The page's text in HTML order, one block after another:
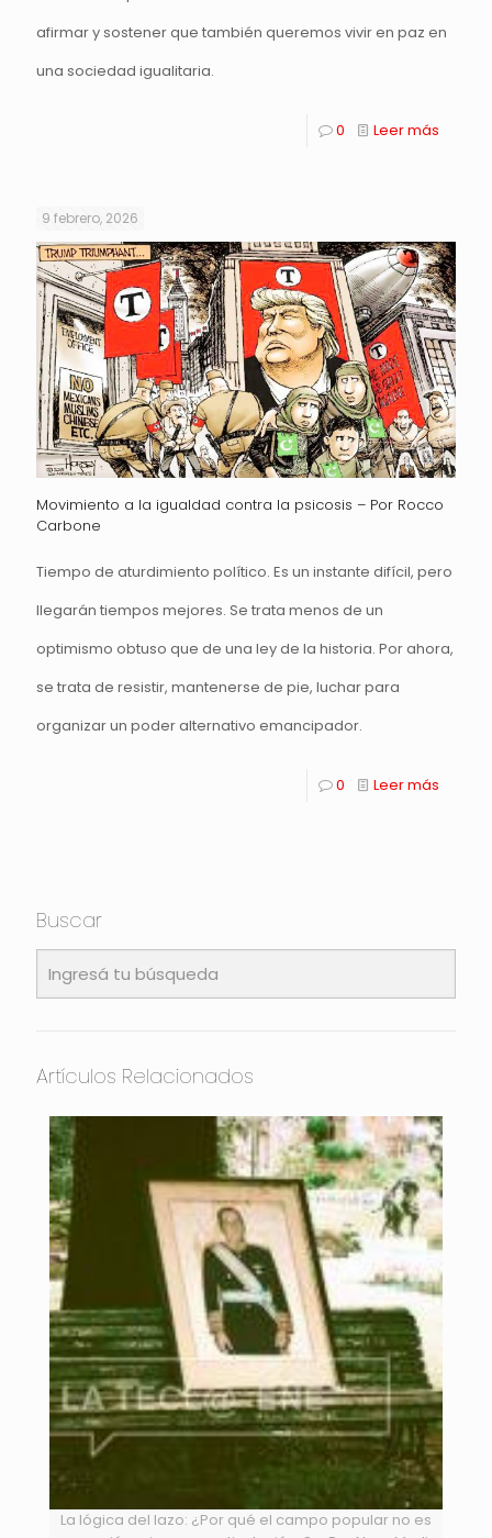
afirmar y sostener que también queremos vivir en paz en
una sociedad igualitaria.
0 Leer más
9 febrero, 2026
Movimiento a la igualdad contra la psicosis – Por Rocco
Carbone
Tiempo de aturdimiento político. Es un instante difícil, pero
llegarán tiempos mejores. Se trata menos de un
optimismo obtuso que de una ley de la historia. Por ahora,
se trata de resistir, mantenerse de pie, luchar para
organizar un poder alternativo emancipador.
0 Leer más
Buscar
Artículos Relacionados
La lógica del lazo: ¿Por qué el campo popular no es